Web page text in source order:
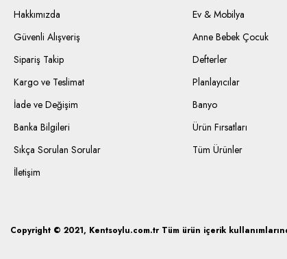
Hakkımızda
Güvenli Alışveriş
Sipariş Takip
Kargo ve Teslimat
İade ve Değişim
Banka Bilgileri
Sıkça Sorulan Sorular
İletişim
Ev & Mobilya
Anne Bebek Çocuk
Defterler
Planlayıcılar
Banyo
Ürün Fırsatları
Tüm Ürünler
Copyright © 2021, Kentsoylu.com.tr Tüm ürün içerik